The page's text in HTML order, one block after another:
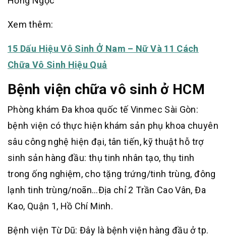
Xem thêm:
15 Dấu Hiệu Vô Sinh Ở Nam – Nữ Và 11 Cách
Chữa Vô Sinh Hiệu Quả
Bệnh viện chữa vô sinh ở HCM
Phòng khám Đa khoa quốc tế Vinmec Sài Gòn:
bệnh viện có thực hiện khám sản phụ khoa chuyên
sâu công nghệ hiện đại, tân tiến, kỹ thuật hỗ trợ
sinh sản hàng đầu: thụ tinh nhân tạo, thụ tinh
trong ống nghiệm, cho tặng trứng/tinh trùng, đông
lạnh tinh trùng/noãn…Địa chỉ 2 Trần Cao Vân, Đa
Kao, Quận 1, Hồ Chí Minh.
Bệnh viện Từ Dũ: Đây là bệnh viện hàng đầu ở tp.